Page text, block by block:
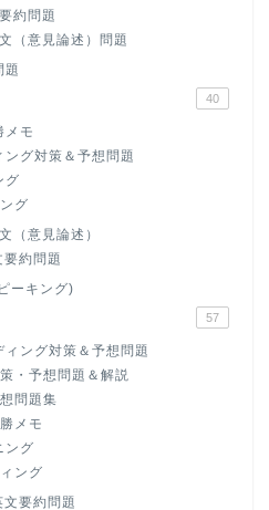
約問題
（意見論述）問題
題
40
メモ
グ対策＆予想問題
グ
グ
（意見論述）
約問題
ーキング)
57
ング対策＆予想問題
・予想問題＆解説
問題集
メモ
ング
ング
要約問題